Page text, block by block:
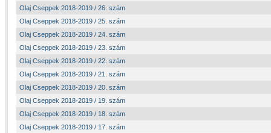
Olaj Cseppek 2018-2019 / 26. szám
Olaj Cseppek 2018-2019 / 25. szám
Olaj Cseppek 2018-2019 / 24. szám
Olaj Cseppek 2018-2019 / 23. szám
Olaj Cseppek 2018-2019 / 22. szám
Olaj Cseppek 2018-2019 / 21. szám
Olaj Cseppek 2018-2019 / 20. szám
Olaj Cseppek 2018-2019 / 19. szám
Olaj Cseppek 2018-2019 / 18. szám
Olaj Cseppek 2018-2019 / 17. szám